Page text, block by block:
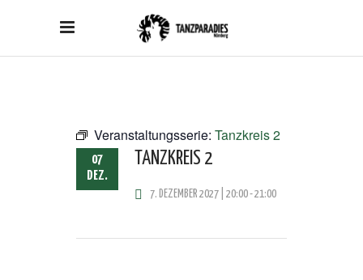
Veranstaltungsserie: Tanzkreis 2
07
DEZ.
TANZKREIS 2
7. DEZEMBER 2027 | 20:00-21:00